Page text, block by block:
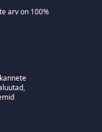
arv on 100%